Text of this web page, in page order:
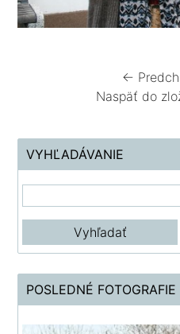
←
Naspäť do
VYHĽADÁVANIE
POSLEDNÉ FOTOGRAFIE